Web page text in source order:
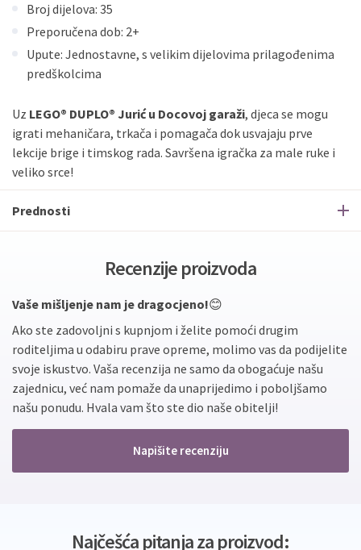
Broj dijelova: 35
Preporučena dob: 2+
Upute: Jednostavne, s velikim dijelovima prilagođenima
predškolcima
Uz LEGO® DUPLO® Jurić u Docovoj garaži, djeca se mogu
igrati mehaničara, trkača i pomagača dok usvajaju prve
lekcije brige i timskog rada. Savršena igračka za male ruke i
veliko srce!
Prednosti
Recenzije proizvoda
Vaše mišljenje nam je dragocjeno!😊
Ako ste zadovoljni s kupnjom i želite pomoći drugim
roditeljima u odabiru prave opreme, molimo vas da podijelite
svoje iskustvo. Vaša recenzija ne samo da obogaćuje našu
zajednicu, već nam pomaže da unaprijedimo i poboljšamo
našu ponudu. Hvala vam što ste dio naše obitelji!
Napišite recenziju
Najčešća pitanja za proizvod: